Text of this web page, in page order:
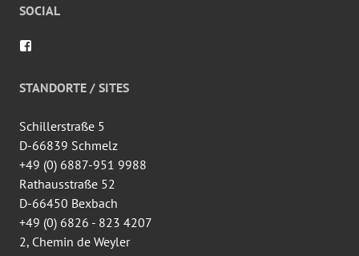
SOCIAL
de
wingtsun.arlon
Facebook
STANDORTE / SITES
Schillerstraße 5
D-66839 Schmelz
+49 (0) 6887-951 9988
Rathausstraße 52
D-66450 Bexbach
+49 (0) 6826 - 823 4207
2, Chemin de Weyler